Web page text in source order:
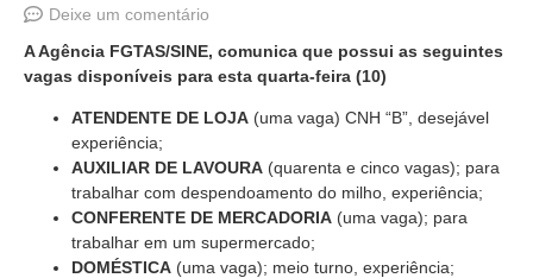
Deixe um comentário
A Agência FGTAS/SINE, comunica que possui as seguintes
vagas disponíveis para esta quarta-feira (10)
ATENDENTE DE LOJA (uma vaga) CNH “B”, desejável
experiência;
AUXILIAR DE LAVOURA (quarenta e cinco vagas); para
trabalhar com despendoamento do milho, experiência;
CONFERENTE DE MERCADORIA (uma vaga); para
trabalhar em um supermercado;
DOMÉSTICA (uma vaga); meio turno, experiência;